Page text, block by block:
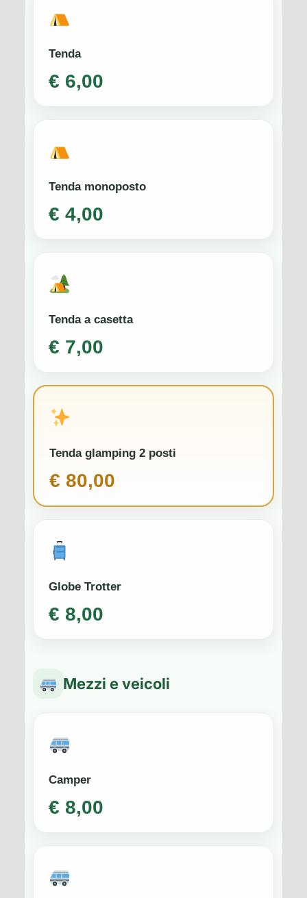
Tenda
€ 6,00
Tenda monoposto
€ 4,00
Tenda a casetta
€ 7,00
Tenda glamping 2 posti
€ 80,00
Globe Trotter
€ 8,00
Mezzi e veicoli
Camper
€ 8,00